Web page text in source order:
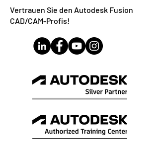
Vertrauen Sie den Autodesk Fusion
CAD/CAM-Profis!